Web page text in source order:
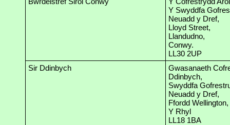
Y Swyddfa
Neuadd y Dref,
Lloyd Street,
Llandudno,
Conwy.
LL30 2UP
Sir Ddinbych
Gwasanaeth
Ddinbych,
Swyddfa
Neuadd y Dref,
Ffordd Wellington,
Y Rhyl
LL18 1BA